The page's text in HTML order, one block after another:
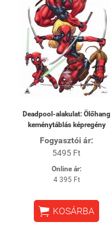
Deadpool-alakulat: Ölőhang
keménytáblás képregény
Fogyasztói ár:
5495 Ft
Online ár:
4 395 Ft
 KOSÁRBA